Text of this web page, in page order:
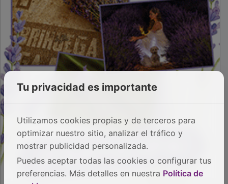
Tu privacidad es importante
Utilizamos cookies propias y de terceros para
optimizar nuestro sitio, analizar el tráfico y
mostrar publicidad personalizada.
Puedes aceptar todas las cookies o configurar tus
preferencias. Más detalles en nuestra Política de